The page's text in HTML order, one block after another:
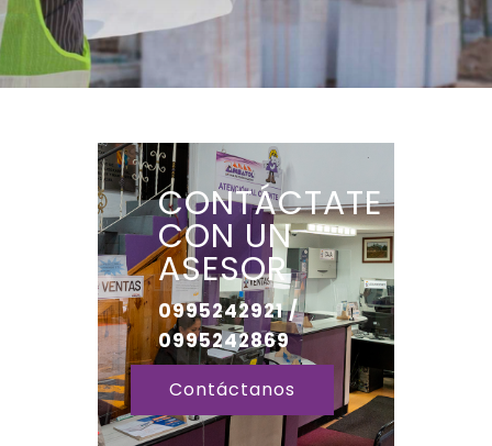
CONTÁCTATE
CON UN
ASESOR
0995242921 /
0995242869
Contáctanos